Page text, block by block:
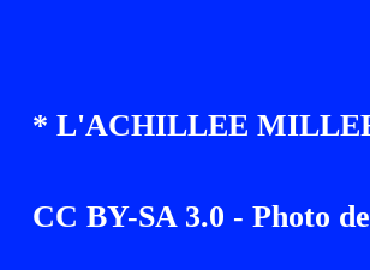
* L'ACHILLEE
CC BY-SA 3.0 - Photo